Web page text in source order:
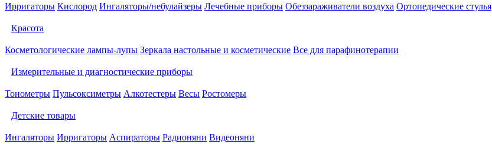
Ирригаторы Кислород Ингаляторы/небулайзеры Лечебные приборы Обеззараживатели воздуха Ортопедические стулья
Красота
Косметологические лампы-лупы Зеркала настольные и косметические Все для парафинотерапии
Измерительные и диагностические приборы
Тонометры Пульсоксиметры Алкотестеры Весы Ростомеры
Детские товары
Ингаляторы Ирригаторы Аспираторы Радионяни Видеоняни